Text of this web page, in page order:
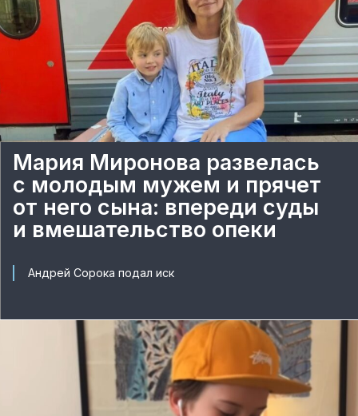
Мария Миронова развелась
с молодым мужем и прячет
от него сына: впереди суды
и вмешательство опеки
Андрей Сорока подал иск